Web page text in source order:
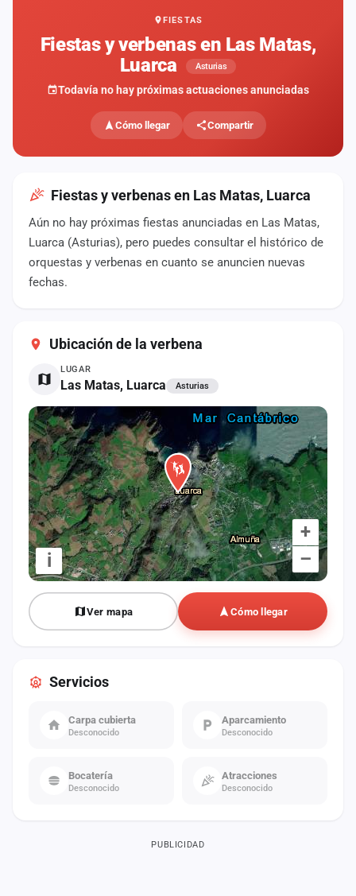
FIESTAS
Fiestas y verbenas en Las Matas,
Luarca
Asturias
Todavía no hay próximas actuaciones anunciadas
Cómo llegar Compartir
Fiestas y verbenas en Las Matas, Luarca
Aún no hay próximas fiestas anunciadas en Las Matas,
Luarca (Asturias), pero puedes consultar el histórico de
orquestas y verbenas en cuanto se anuncien nuevas
fechas.
Ubicación de la verbena
LUGAR
Las Matas, Luarca Asturias
+
–
i
Ver mapa Cómo llegar
Servicios
Carpa cubierta
Desconocido
Aparcamiento
Desconocido
Bocatería
Desconocido
Atracciones
Desconocido
PUBLICIDAD
fiestas
Componentes
Agencias
Rankings
Vídeos
Anuncios
Contacto